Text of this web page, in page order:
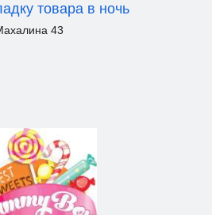
товара в ночь
43